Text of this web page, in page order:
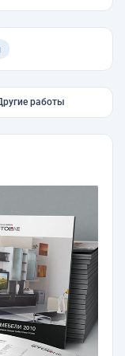
работы